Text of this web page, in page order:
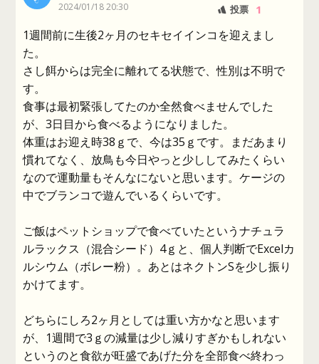
2024/01/18 20:30 投票 1
1週間前に生後2ヶ月のセキセイインコを迎えまし
た。
さし餌からは完全に離れてる状態で、性別は不明で
す。
食事は最初緊張してたのか全然食べませんでした
が、3日目から食べるようになりました。
体重はお迎え時38ｇで、今は35ｇです。まだあまり
慣れてなく、放鳥も今日やっと少ししてみたくらい
なので運動量もそんなにないと思います。ケージの
中でブランコで遊んでいるくらいです。
ご飯はペットショップで食べていたというナチュラ
ルラックス（混合シード）4ｇと、個人判断でExcelカ
ルシウム（ボレー粉）。あとはネクトンSを少し振り
かけてます。
どちらにしろ2ヶ月としては重い方かなと思います
が、1週間で3ｇの減量は少し減りすぎかもしれない
というのと食欲が旺盛であげた分を全部食べ終わっ